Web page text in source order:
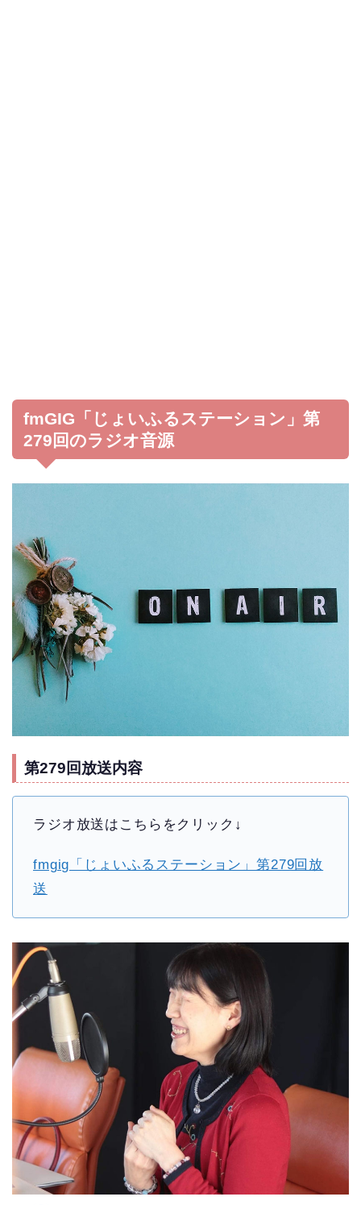
fmGIG「じょいふるステーション」第
279回のラジオ音源
第279回放送内容
ラジオ放送はこちらをクリック↓
fmgig「じょいふるステーション」第279回放
送